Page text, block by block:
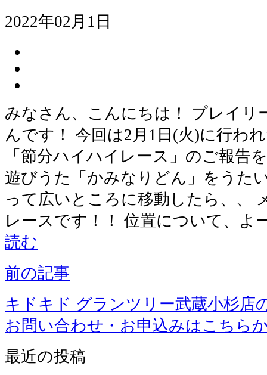
2022年02月1日
みなさん、こんにちは！ プレイリ
んです！ 今回は2月1日(火)に行わ
「節分ハイハイレース」のご報告
遊びうた「かみなりどん」をうた
って広いところに移動したら、、
レースです！！ 位置について、よ
読む
前の記事
キドキド グランツリー武蔵小杉店
お問い合わせ・お申込みはこちら
最近の投稿